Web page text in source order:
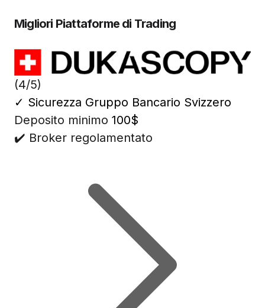
Migliori Piattaforme di Trading
(4/5)
✓ Sicurezza Gruppo Bancario Svizzero
Deposito minimo 100$
✔️ Broker regolamentato